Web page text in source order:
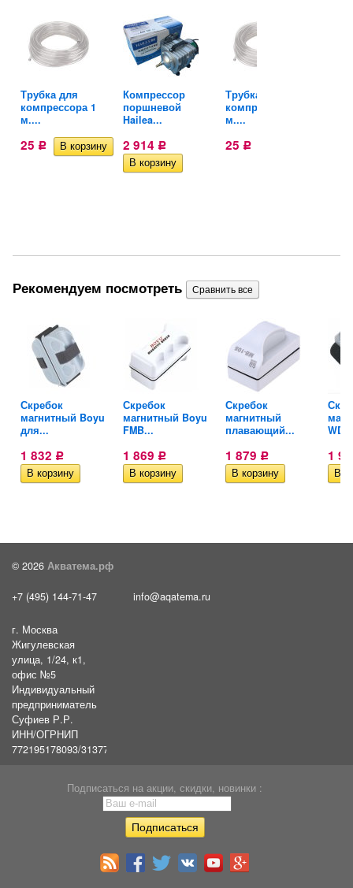
Трубка для
компрессора 1
м....
25 Р
Компрессор
поршневой
Hailea...
2 914 Р
Трубка для
компрессора 1
м....
25 Р
Рекомендуем посмотреть
Скребок
магнитный Boyu
для...
1 832 Р
Скребок
магнитный Boyu
FMB...
1 869 Р
Скребок
магнитный
плавающий...
1 879 Р
WD...
1
© 2026 Акватема.рф
+7 (495) 144-71-47 info@aqatema.ru
г. Москва
Жигулевская
улица, 1/24, к1,
офис №5
Индивидуальный
предприниматель
Суфиев Р.Р.
ИНН/ОГРНИП
772195178093/31377461610054
Подписаться на акции, скидки, новинки :